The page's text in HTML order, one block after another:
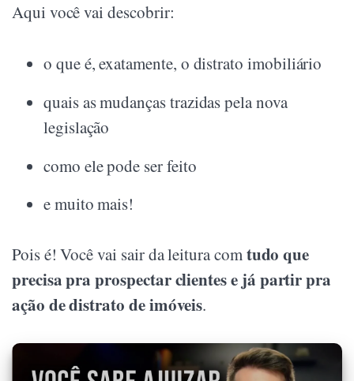
Aqui você vai descobrir:
o que é, exatamente, o distrato imobiliário
quais as mudanças trazidas pela nova
legislação
como ele pode ser feito
e muito mais!
Pois é! Você vai sair da leitura comtudo que
precisa pra prospectar clientes e já partir pra
ação de distrato de imóveis.